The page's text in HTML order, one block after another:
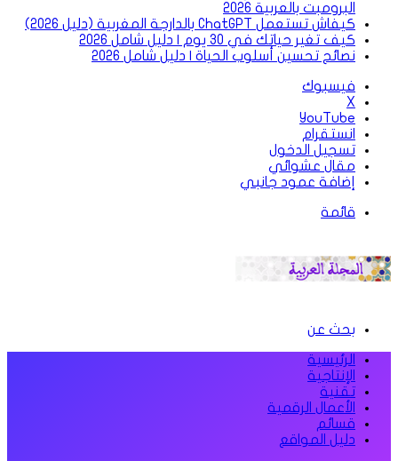
البرومبت بالعربية 2026
كيفاش تستعمل ChatGPT بالدارجة المغربية (دليل 2026)
كيف تغير حياتك في 30 يوم | دليل شامل 2026
نصائح تحسين أسلوب الحياة | دليل شامل 2026
فيسبوك
‫X
‫YouTube
انستقرام
تسجيل الدخول
مقال عشوائي
إضافة عمود جانبي
قائمة
بحث عن
الرئيسية
الإنتاجية
تقنية
الأعمال الرقمية
قسائم
دليل المواقع